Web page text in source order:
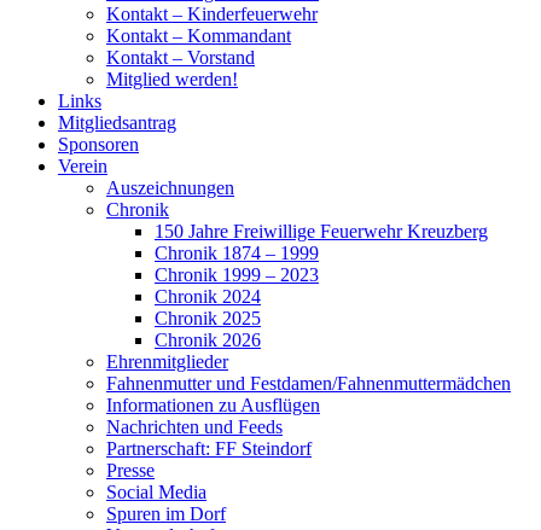
Kontakt – Kinderfeuerwehr
Kontakt – Kommandant
Kontakt – Vorstand
Mitglied werden!
Links
Mitgliedsantrag
Sponsoren
Verein
Auszeichnungen
Chronik
150 Jahre Freiwillige Feuerwehr Kreuzberg
Chronik 1874 – 1999
Chronik 1999 – 2023
Chronik 2024
Chronik 2025
Chronik 2026
Ehrenmitglieder
Fahnenmutter und Festdamen/Fahnenmuttermädchen
Informationen zu Ausflügen
Nachrichten und Feeds
Partnerschaft: FF Steindorf
Presse
Social Media
Spuren im Dorf